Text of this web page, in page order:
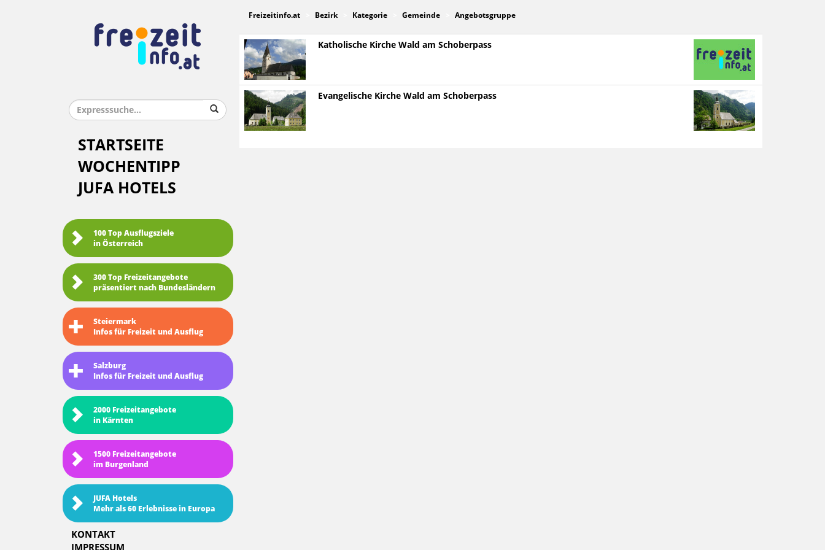
STARTSEITE
WOCHENTIPP
JUFA HOTELS
100 Top Ausflugsziele
in Österreich
300 Top Freizeitangebote
präsentiert nach Bundesländern
Steiermark
Infos für Freizeit und Ausflug
Salzburg
Infos für Freizeit und Ausflug
2000 Freizeitangebote
in Kärnten
1500 Freizeitangebote
im Burgenland
JUFA Hotels
Mehr als 60 Erlebnisse in Europa
KONTAKT
IMPRESSUM
Freizeitinfo.at Bezirk Kategorie Gemeinde Angebotsgruppe
Katholische Kirche Wald am Schoberpass
Evangelische Kirche Wald am Schoberpass